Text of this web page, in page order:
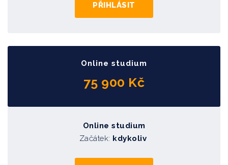
Společné atributy výkonných obchodníků
Současné problémy světové ekonomiky
Social and Communications Knowledge of Manager
Ing. Miroslav Focht, MBA, DBA
PŘIHLÁSIT
Online studium
75 900 Kč
Online studium
Začátek: kdykoliv